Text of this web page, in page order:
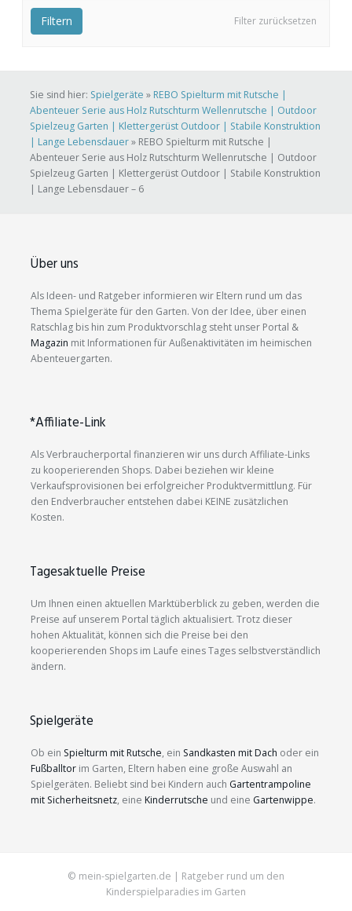
Filter zurücksetzen
Filtern
Sie sind hier: Spielgeräte » REBO Spielturm mit Rutsche |
Abenteuer Serie aus Holz Rutschturm Wellenrutsche | Outdoor
Spielzeug Garten | Klettergerüst Outdoor | Stabile Konstruktion
| Lange Lebensdauer» REBO Spielturm mit Rutsche |
Abenteuer Serie aus Holz Rutschturm Wellenrutsche | Outdoor
Spielzeug Garten | Klettergerüst Outdoor | Stabile Konstruktion
| Lange Lebensdauer – 6
Über uns
Als Ideen- und Ratgeber informieren wir Eltern rund um das
Thema Spielgeräte für den Garten. Von der Idee, über einen
Ratschlag bis hin zum Produktvorschlag steht unser Portal &
Magazin mit Informationen für Außenaktivitäten im heimischen
Abenteuergarten.
*Affiliate-Link
Als Verbraucherportal finanzieren wir uns durch Affiliate-Links
zu kooperierenden Shops. Dabei beziehen wir kleine
Verkaufsprovisionen bei erfolgreicher Produktvermittlung. Für
den Endverbraucher entstehen dabei KEINE zusätzlichen
Kosten.
Tagesaktuelle Preise
Um Ihnen einen aktuellen Marktüberblick zu geben, werden die
Preise auf unserem Portal täglich aktualisiert. Trotz dieser
hohen Aktualität, können sich die Preise bei den
kooperierenden Shops im Laufe eines Tages selbstverständlich
ändern.
Spielgeräte
Ob ein Spielturm mit Rutsche, ein Sandkasten mit Dach oder ein
Fußballtor im Garten, Eltern haben eine große Auswahl an
Spielgeräten. Beliebt sind bei Kindern auch Gartentrampoline
mit Sicherheitsnetz, eine Kinderrutsche und eine Gartenwippe.
© mein-spielgarten.de | Ratgeber rund um den
Kinderspielparadies im Garten